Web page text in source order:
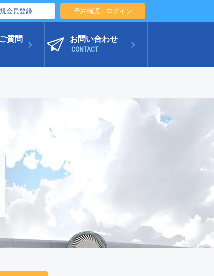
会員登録 予約確認・ログイン
質問 お問い合わせ
CONTACT